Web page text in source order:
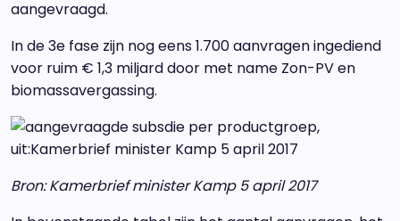
aangevraagd.
In de 3e fase zijn nog eens 1.700 aanvragen ingediend
voor ruim € 1,3 miljard door met name Zon-PV en
biomassavergassing.
Bron: Kamerbrief minister Kamp 5 april 2017